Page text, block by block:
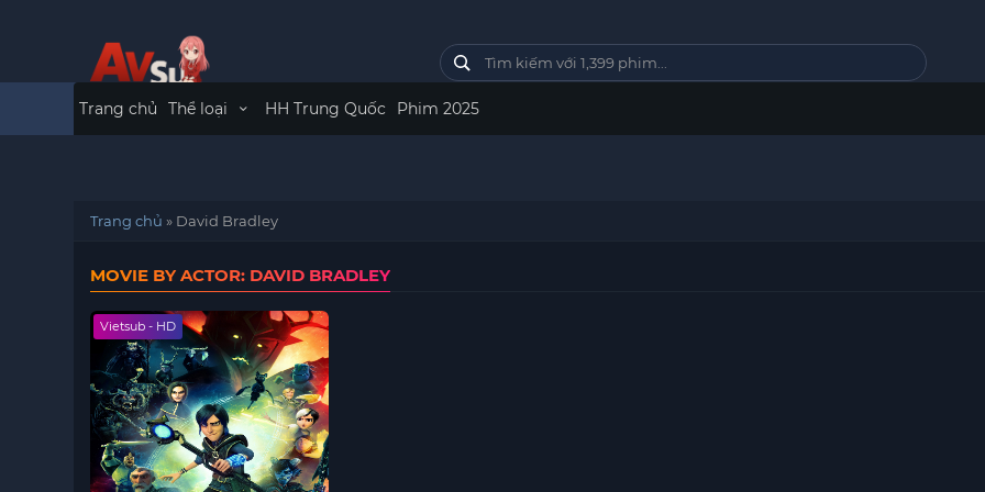
Trang chủ Thể loại HH Trung Quốc Phim 2025
Trang chủ » David Bradley
MOVIE BY ACTOR: DAVID BRADLEY
Vietsub - HD